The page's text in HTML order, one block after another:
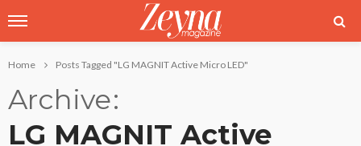
Home Posts Tagged "LG MAGNIT Active Micro LED"
Archive
LG MAGNIT Active